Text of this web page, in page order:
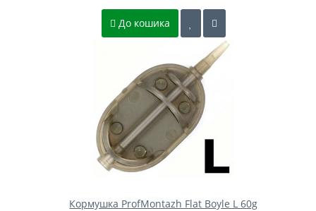
До кошика
Кормушка ProfMontazh Flat Boyle L 60g